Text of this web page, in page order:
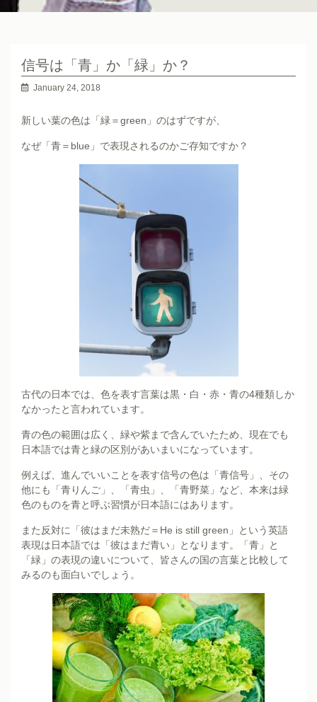
信号は「青」か「緑」か？
January 24, 2018
新しい葉の色は「緑＝green」のはずですが、
なぜ「青＝blue」で表現されるのかご存知ですか？
古代の日本では、色を表す言葉は黒・白・赤・青の4種類しか
なかったと言われています。
青の色の範囲は広く、緑や紫まで含んでいたため、現在でも
日本語では青と緑の区別があいまいになっています。
例えば、進んでいいことを表す信号の色は「青信号」、その
他にも「青りんご」、「青虫」、「青野菜」など、本来は緑
色のものを青と呼ぶ習慣が日本語にはあります。
また反対に「彼はまだ未熟だ＝He is still green」という英語
表現は日本語では「彼はまだ青い」となります。「青」と
「緑」の表現の違いについて、皆さんの国の言葉と比較して
みるのも面白いでしょう。